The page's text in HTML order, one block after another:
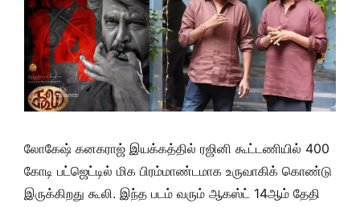
லோகேஷ் கனகராஜ் இயக்கத்தில் ரஜினி கூட்டணியில் 400
கோடி பட்ஜெட்டில் மிக பிரம்மாண்டமாக உருவாகிக் கொண்டு
இருக்கிறது கூலி. இந்த படம் வரும் ஆகஸ்ட் 14ஆம் தேதி